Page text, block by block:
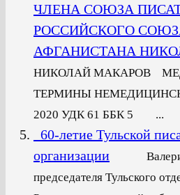
ЧЛЕНА СОЮЗА
РОССИЙСКОГО
АФГАНИСТАНА
НИКОЛАЙ МАКАРОВ
ТЕРМИНЫ
2020 УДК 61 ББК 5 ...
60-летие Тульской
организации
Валерий
председателя Тульского